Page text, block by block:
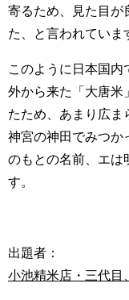
寄るため、見た目が
た、と言われていま
このように日本国
外から来た「大唐米
たため、あまり広
神宮の神田でみつか
のもとの名前、エは
す。
出題者：
小池精米店・三代目